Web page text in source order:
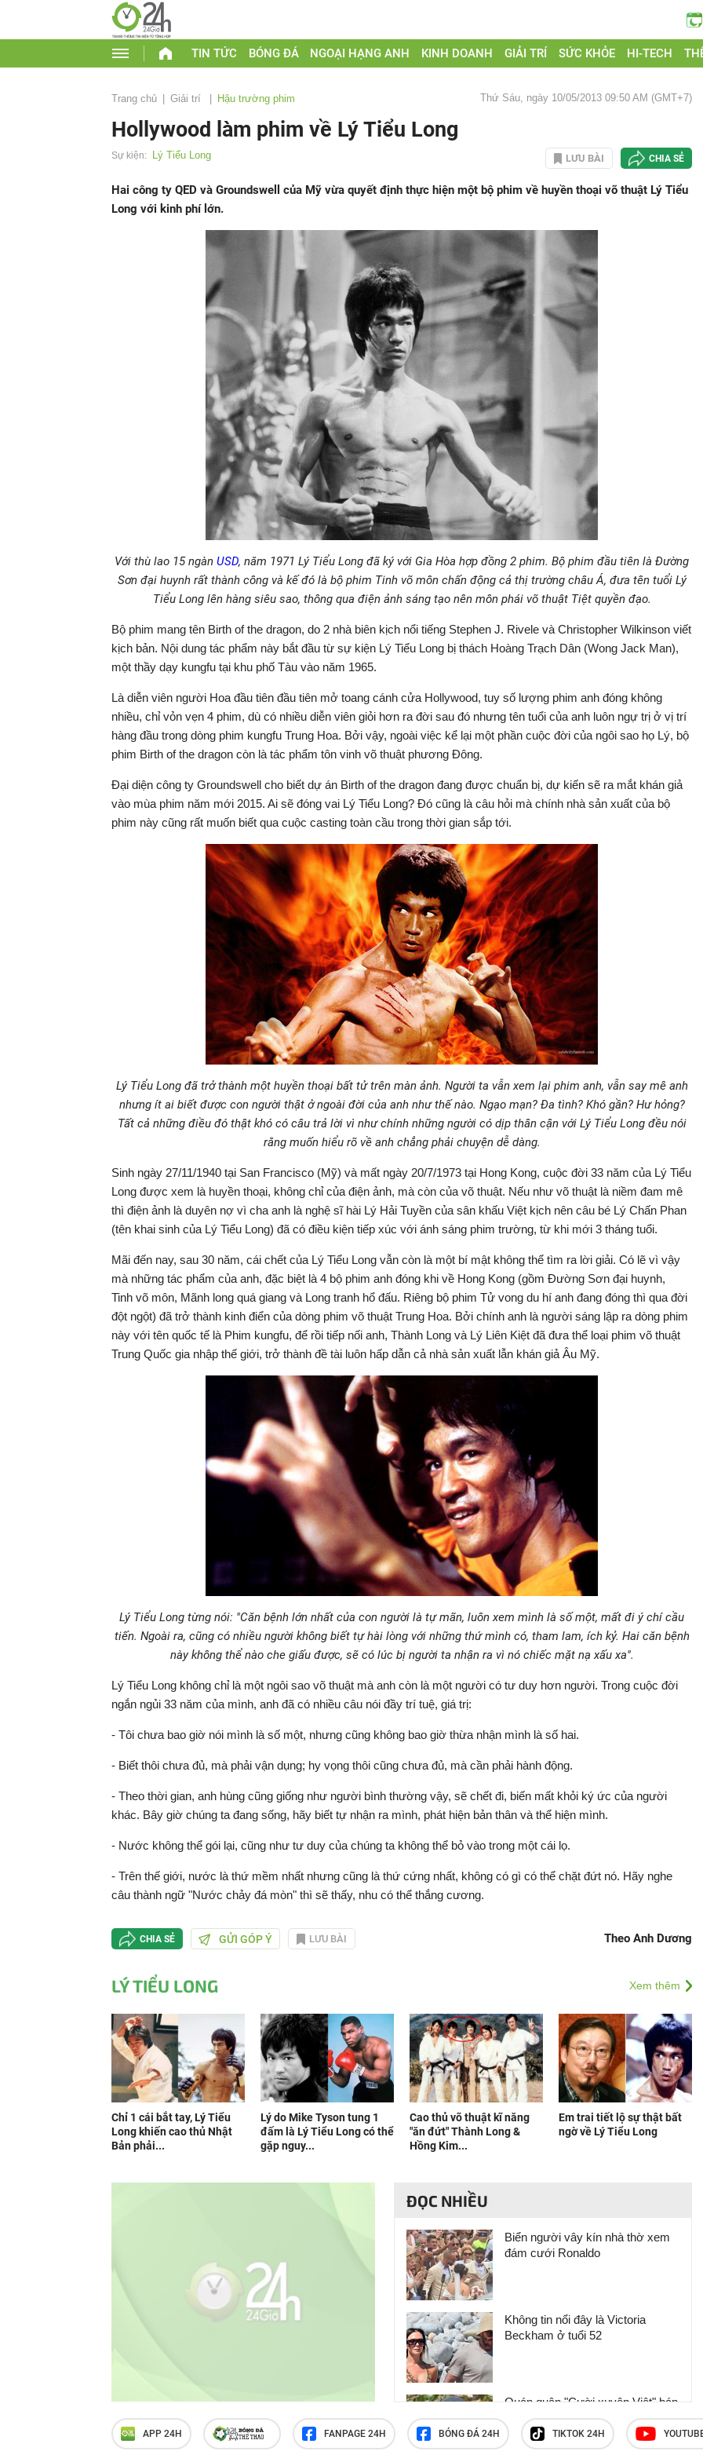
TIN TỨC BÓNG ĐÁ NGOẠI HẠNG ANH KINH DOANH GIẢI TRÍ SỨC KHỎE HI-TECH
Trang chủ Giải trí Hậu trường phim Thứ Sáu, ngày 10/05/2013 09:50 AM (GMT+7)
Hollywood làm phim về Lý Tiểu Long
Sự kiện: Lý Tiểu Long LƯU BÀI CHIA SẺ
Hai công ty QED và Groundswell của Mỹ vừa quyết định thực hiện một bộ phim về huyền thoại võ thuật Lý Tiểu
Long với kinh phí lớn.
Với thù lao 15 ngàn USD, năm 1971 Lý Tiểu Long đã ký với Gia Hòa hợp đồng 2 phim. Bộ phim đầu tiên là Đường
Sơn đại huynh rất thành công và kế đó là bộ phim Tinh võ môn chấn động cả thị trường châu Á, đưa tên tuổi Lý
Tiểu Long lên hàng siêu sao, thông qua điện ảnh sáng tạo nên môn phái võ thuật Tiệt quyền đạo.
Bộ phim mang tên Birth of the dragon, do 2 nhà biên kịch nổi tiếng Stephen J. Rivele và Christopher Wilkinson viết
kịch bản. Nội dung tác phẩm này bắt đầu từ sự kiện Lý Tiểu Long bị thách Hoàng Trạch Dân (Wong Jack Man),
một thầy dạy kungfu tại khu phố Tàu vào năm 1965.
Là diễn viên người Hoa đầu tiên đầu tiên mở toang cánh cửa Hollywood, tuy số lượng phim anh đóng không
nhiều, chỉ vỏn vẹn 4 phim, dù có nhiều diễn viên giỏi hơn ra đời sau đó nhưng tên tuổi của anh luôn ngự trị ở vị trí
hàng đầu trong dòng phim kungfu Trung Hoa. Bởi vậy, ngoài việc kể lại một phần cuộc đời của ngôi sao họ Lý, bộ
phim Birth of the dragon còn là tác phẩm tôn vinh võ thuật phương Đông.
Đại diện công ty Groundswell cho biết dự án Birth of the dragon đang được chuẩn bị, dự kiến sẽ ra mắt khán giả
vào mùa phim năm mới 2015. Ai sẽ đóng vai Lý Tiểu Long? Đó cũng là câu hỏi mà chính nhà sản xuất của bộ
phim này cũng rất muốn biết qua cuộc casting toàn cầu trong thời gian sắp tới.
Lý Tiểu Long đã trở thành một huyền thoại bất tử trên màn ảnh. Người ta vẫn xem lại phim anh, vẫn say mê anh
nhưng ít ai biết được con người thật ở ngoài đời của anh như thế nào. Ngạo mạn? Đa tình? Khó gần? Hư hỏng?
Tất cả những điều đó thật khó có câu trả lời vì như chính những người có dịp thân cận với Lý Tiểu Long đều nói
rằng muốn hiểu rõ về anh chẳng phải chuyện dễ dàng.
Sinh ngày 27/11/1940 tại San Francisco (Mỹ) và mất ngày 20/7/1973 tại Hong Kong, cuộc đời 33 năm của Lý Tiểu
Long được xem là huyền thoại, không chỉ của điện ảnh, mà còn của võ thuật. Nếu như võ thuật là niềm đam mê
thì điện ảnh là duyên nợ vì cha anh là nghệ sĩ hài Lý Hải Tuyền của sân khấu Việt kịch nên câu bé Lý Chấn Phan
(tên khai sinh của Lý Tiểu Long) đã có điều kiện tiếp xúc với ánh sáng phim trường, từ khi mới 3 tháng tuổi.
Mãi đến nay, sau 30 năm, cái chết của Lý Tiểu Long vẫn còn là một bí mật không thể tìm ra lời giải. Có lẽ vì vậy
mà những tác phẩm của anh, đặc biệt là 4 bộ phim anh đóng khi về Hong Kong (gồm Đường Sơn đại huynh,
Tinh võ môn, Mãnh long quá giang và Long tranh hổ đấu. Riêng bộ phim Tử vong du hí anh đang đóng thì qua đời
đột ngột) đã trở thành kinh điển của dòng phim võ thuật Trung Hoa. Bởi chính anh là người sáng lập ra dòng phim
này với tên quốc tế là Phim kungfu, để rồi tiếp nối anh, Thành Long và Lý Liên Kiệt đã đưa thể loại phim võ thuật
Trung Quốc gia nhập thế giới, trở thành đề tài luôn hấp dẫn cả nhà sản xuất lẫn khán giả Âu Mỹ.
Lý Tiểu Long từng nói: "Căn bệnh lớn nhất của con người là tự mãn, luôn xem mình là số một, mất đi ý chí cầu
tiến. Ngoài ra, cũng có nhiều người không biết tự hài lòng với những thứ mình có, tham lam, ích kỷ. Hai căn bệnh
này không thể nào che giấu được, sẽ có lúc bị người ta nhận ra vì nó chiếc mặt nạ xấu xa".
Lý Tiểu Long không chỉ là một ngôi sao võ thuật mà anh còn là một người có tư duy hơn người. Trong cuộc đời
ngắn ngủi 33 năm của mình, anh đã có nhiều câu nói đầy trí tuệ, giá trị:
- Tôi chưa bao giờ nói mình là số một, nhưng cũng không bao giờ thừa nhận mình là số hai.
- Biết thôi chưa đủ, mà phải vận dụng; hy vọng thôi cũng chưa đủ, mà cần phải hành động.
- Theo thời gian, anh hùng cũng giống như người bình thường vậy, sẽ chết đi, biến mất khỏi ký ức của người
khác. Bây giờ chúng ta đang sống, hãy biết tự nhận ra mình, phát hiện bản thân và thể hiện mình.
- Nước không thể gói lại, cũng như tư duy của chúng ta không thể bỏ vào trong một cái lọ.
- Trên thế giới, nước là thứ mềm nhất nhưng cũng là thứ cứng nhất, không có gì có thể chặt đứt nó. Hãy nghe
câu thành ngữ "Nước chảy đá mòn" thì sẽ thấy, nhu có thể thắng cương.
CHIA SẺ GỬI GÓP Ý LƯU BÀI Theo Anh Dương
LÝ TIỂU LONG Xem thêm
Chỉ 1 cái bắt tay, Lý Tiểu
Long khiến cao thủ Nhật
Bản phải...
Lý do Mike Tyson tung 1
đấm là Lý Tiểu Long có thể
gặp nguy...
Cao thủ võ thuật kĩ năng
"ăn đứt" Thành Long &
Hồng Kim...
Em trai tiết lộ sự thật bất
ngờ về Lý Tiểu Long
ĐỌC NHIỀU
Biển người vây kín nhà thờ xem
đám cưới Ronaldo
Không tin nổi đây là Victoria
Beckham ở tuổi 52
Quán quân "Cười xuyên Việt" bán
hết xe Mercedes, đồng hồ Rolex,
đi làm tranh đính đá kiếm sống
APP 24H FANPAGE 24H BÓNG ĐÁ 24H TIKTOK 24H